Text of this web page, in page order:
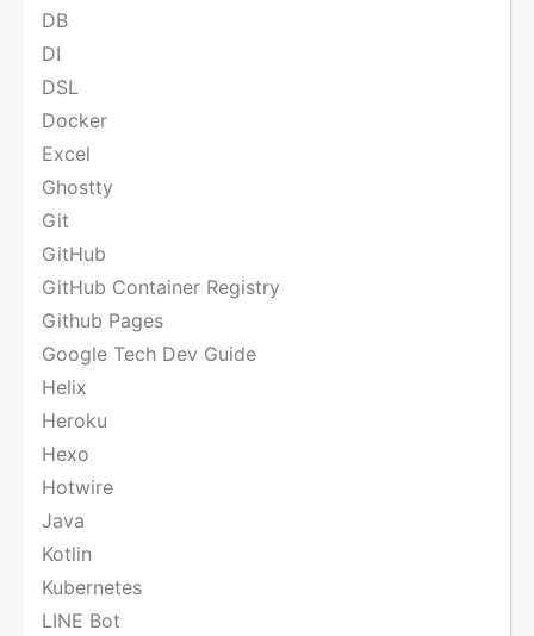
DB
DI
DSL
Docker
Excel
Ghostty
Git
GitHub
GitHub Container Registry
Github Pages
Google Tech Dev Guide
Helix
Heroku
Hexo
Hotwire
Java
Kotlin
Kubernetes
LINE Bot